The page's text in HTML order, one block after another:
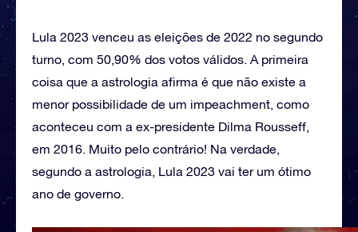
Lula 2023 venceu as eleições de 2022 no segundo
turno, com 50,90% dos votos válidos. A primeira
coisa que a astrologia afirma é que não existe a
menor possibilidade de um impeachment, como
aconteceu com a ex-presidente Dilma Rousseff,
em 2016. Muito pelo contrário! Na verdade,
segundo a astrologia, Lula 2023 vai ter um ótimo
ano de governo.